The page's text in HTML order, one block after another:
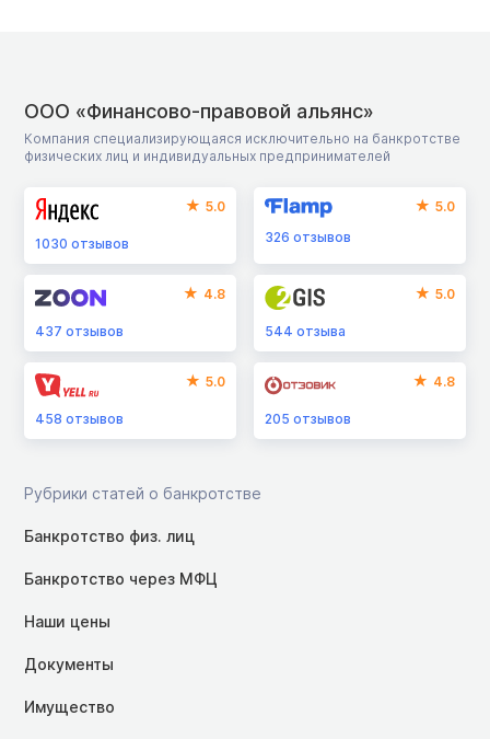
ООО «Финансово-правовой альянс»
Компания специализирующаяся исключительно на банкротстве
физических лиц и индивидуальных предпринимателей
5.0
1030 отзывов
5.0
326отзывов
4.8
437 отзывов
5.0
544отзыва
5.0
458 отзывов
4.8
205отзывов
Рубрики статей о банкротстве
Банкротство физ. лиц
Банкротство через МФЦ
Наши цены
Документы
Имущество